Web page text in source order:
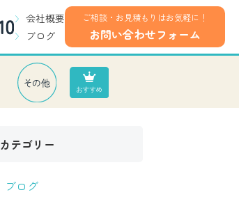
会社概要
ブログ
ご相談・お見積もりはお気軽に！
お問い合わせフォーム
カテゴリー
ブログ